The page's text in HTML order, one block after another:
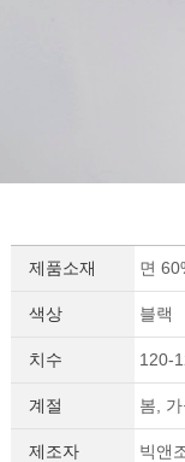
제품소재 면
색상 블랙
치수 120-
계절 봄,
제조자 빅앤